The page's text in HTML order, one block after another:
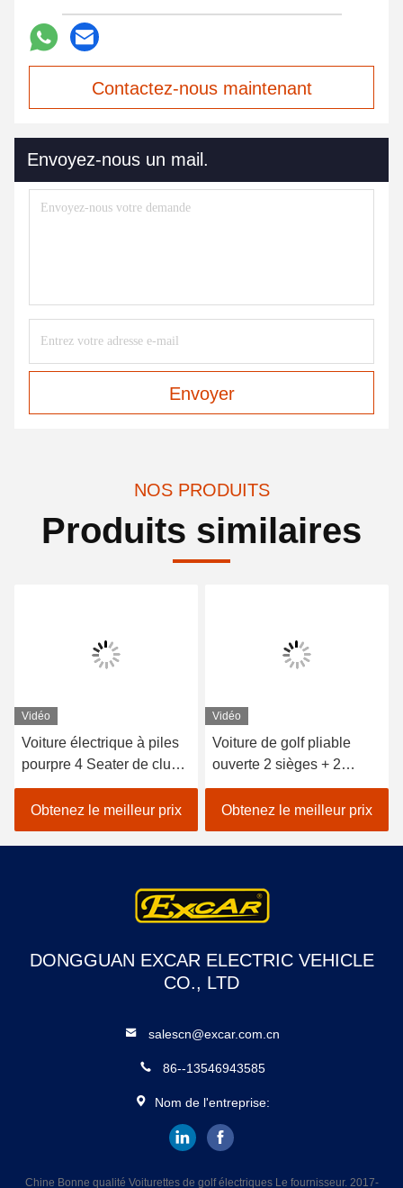
Contactez-nous maintenant
Envoyez-nous un mail.
Envoyer
NOS PRODUITS
Produits similaires
Vidéo
Voiture électrique à piles
pourpre 4 Seater de club
de la voiture 48V de golf
mini
Obtenez le meilleur prix
Vidéo
Voiture de golf pliable
ouverte 2 sièges + 2
sièges arrière
Obtenez le meilleur prix
DONGGUAN EXCAR ELECTRIC VEHICLE
CO., LTD
salescn@excar.com.cn
86--13546943585
Nom de l'entreprise:
Chine Bonne qualité Voiturettes de golf électriques Le fournisseur. 2017-